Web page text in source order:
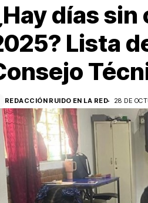
días
Lista
REDACCIÓN RUIDO EN LA RED 28 DE